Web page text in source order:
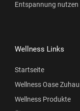
Entspannung nutzen
Wellness Links
Startseite
Wellness Oase
Wellness Produkte